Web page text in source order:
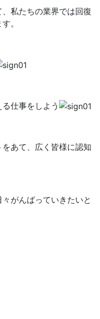
私たちの業界では回復
。
仕事をしよう
あて、広く皆様に認知
がんばっていきたいと